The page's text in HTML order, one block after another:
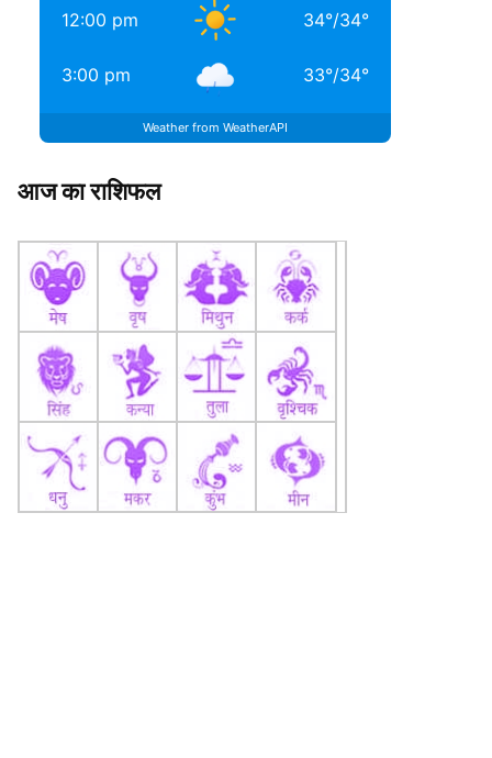
12:00 pm 34°/34°
3:00 pm 33°/34°
Weather from WeatherAPI
आज का राशिफल